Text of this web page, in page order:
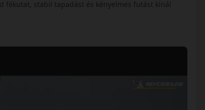
stabil tapadást és kényelmes futást kínál